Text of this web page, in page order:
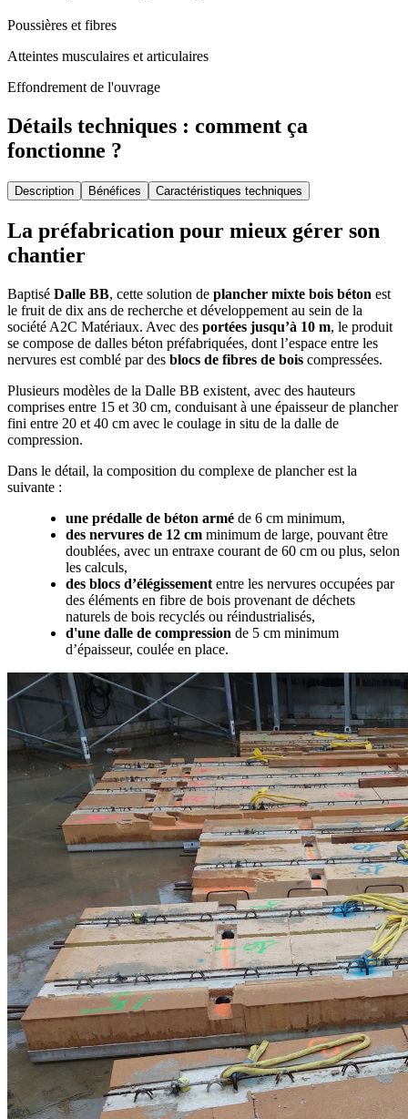
Poussières et fibres
Atteintes musculaires et articulaires
Effondrement de l'ouvrage
Détails techniques : comment ça
fonctionne ?
Description Bénéfices Caractéristiques techniques
La préfabrication pour mieux gérer son
chantier
Baptisé Dalle BB, cette solution de plancher mixte bois béton est
le fruit de dix ans de recherche et développement au sein de la
société A2C Matériaux. Avec des portées jusqu’à 10 m, le produit
se compose de dalles béton préfabriquées, dont l’espace entre les
nervures est comblé par des blocs de fibres de bois compressées.
Plusieurs modèles de la Dalle BB existent, avec des hauteurs
comprises entre 15 et 30 cm, conduisant à une épaisseur de plancher
fini entre 20 et 40 cm avec le coulage in situ de la dalle de
compression.
Dans le détail, la composition du complexe de plancher est la
suivante :
une prédalle de béton armé de 6 cm minimum,
des nervures de 12 cm minimum de large, pouvant être
doublées, avec un entraxe courant de 60 cm ou plus, selon
les calculs,
des blocs d’élégissement entre les nervures occupées par
des éléments en fibre de bois provenant de déchets
naturels de bois recyclés ou réindustrialisés,
d'une dalle de compression de 5 cm minimum
d’épaisseur, coulée en place.